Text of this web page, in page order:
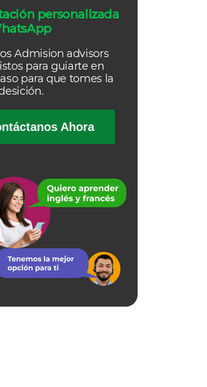
personalizada
Admision advisors
para guiarte en
para que tomes la
Ahora